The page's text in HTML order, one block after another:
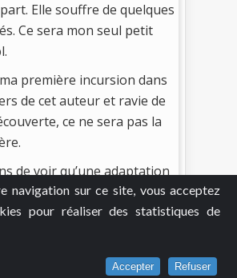
navigation sur ce site, vous acceptez
pour réaliser des statistiques de
Accepter Refuser
Elle souffre de quelques
Ce sera mon seul petit
ma première incursion dans
de cet auteur et ravie de
ce ne sera pas la
de voir qu’une adaptation
sort au cinéma. Je me
bien tenter.
qui se dévore. Régalez-